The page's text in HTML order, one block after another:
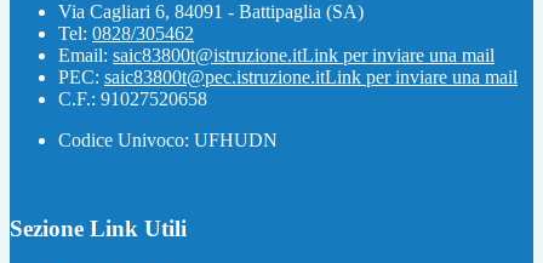
Via Cagliari 6, 84091 - Battipaglia (SA)
Tel: 0828/305462
Email: saic83800t@istruzione.itLink per inviare una mail
PEC: saic83800t@pec.istruzione.itLink per inviare una mail
C.F.: 91027520658
Codice Univoco: UFHUDN
Sezione Link Utili